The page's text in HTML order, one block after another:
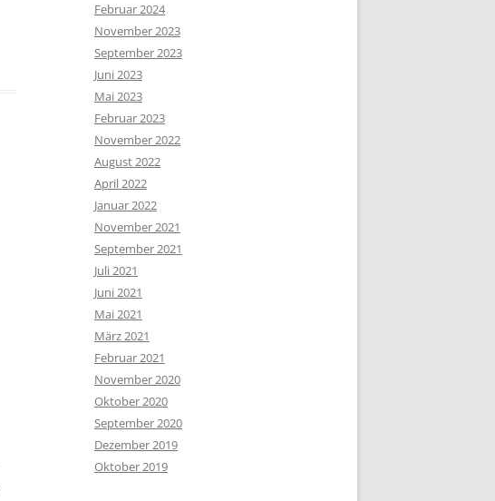
Februar 2024
November 2023
September 2023
Juni 2023
Mai 2023
Februar 2023
November 2022
August 2022
April 2022
Januar 2022
November 2021
September 2021
Juli 2021
Juni 2021
Mai 2021
März 2021
Februar 2021
November 2020
Oktober 2020
September 2020
Dezember 2019
Oktober 2019